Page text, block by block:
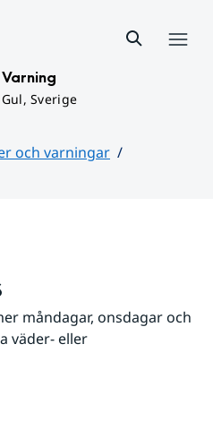
Varning
Gul, Sverige
och varningar
måndagar, onsdagar och
väder- eller